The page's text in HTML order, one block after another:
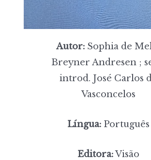
Autor:Sophia de
Breyner Andresen ;
introd. José Carlos
Vasconcelos
Língua: Português
Editora:Visão